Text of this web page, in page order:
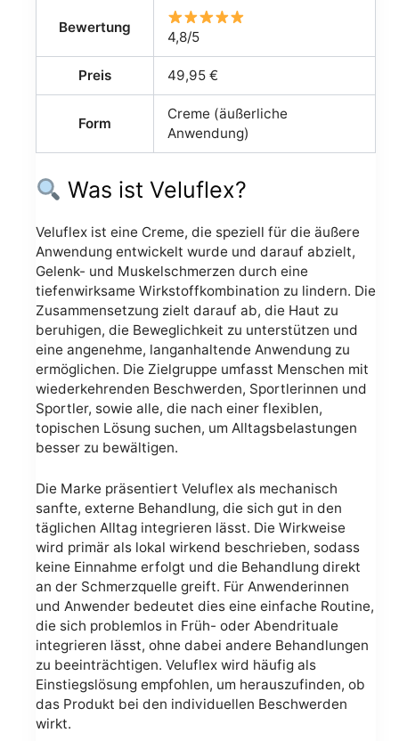
Bewertung
4,8/5
Preis 49,95 €
Form
Creme (äußerliche
Anwendung)
Was ist Veluflex?
Veluflex ist eine Creme, die speziell für die äußere
Anwendung entwickelt wurde und darauf abzielt,
Gelenk- und Muskelschmerzen durch eine
tiefenwirksame Wirkstoffkombination zu lindern. Die
Zusammensetzung zielt darauf ab, die Haut zu
beruhigen, die Beweglichkeit zu unterstützen und
eine angenehme, langanhaltende Anwendung zu
ermöglichen. Die Zielgruppe umfasst Menschen mit
wiederkehrenden Beschwerden, Sportlerinnen und
Sportler, sowie alle, die nach einer flexiblen,
topischen Lösung suchen, um Alltagsbelastungen
besser zu bewältigen.
Die Marke präsentiert Veluflex als mechanisch
sanfte, externe Behandlung, die sich gut in den
täglichen Alltag integrieren lässt. Die Wirkweise
wird primär als lokal wirkend beschrieben, sodass
keine Einnahme erfolgt und die Behandlung direkt
an der Schmerzquelle greift. Für Anwenderinnen
und Anwender bedeutet dies eine einfache Routine,
die sich problemlos in Früh- oder Abendrituale
integrieren lässt, ohne dabei andere Behandlungen
zu beeinträchtigen. Veluflex wird häufig als
Einstiegslösung empfohlen, um herauszufinden, ob
das Produkt bei den individuellen Beschwerden
wirkt.